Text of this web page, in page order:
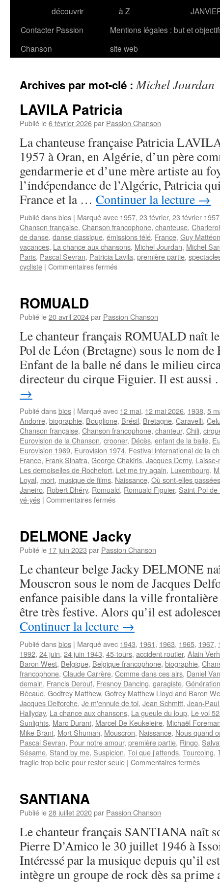
découvrir
à Z
Contacter Passion
Chanson
Mentions légales : but et
site web
Archives par mot-clé :Michel Jourdan
LAVILA Patricia
Publié le6 février 2026par Passion Chanson
La chanteuse française Patricia
1957 à Oran, en Algérie, d’un père
gendarmerie et d’une mère artiste au
l’indépendance de l’Algérie, Patricia
France et la … Continuer la lecture →
Publié dansbios | Marqué avec 1957, 23 février, 23 février 1957
Chanson française, Chanson francophone, chanteuse, Charleroi
de danse, danse classique, émissions télé, France, Guy
vacances, La chance aux chansons, Michel Jourdan, Michel
Paris, Pascal Sevran, Patricia Lavila, première partie,
cycliste | Commentaires ferméssur
ROMUALD
Publié le20 avril 2024par Passion Chanson
Le chanteur français ROMUALD naît
Pol de Léon (Bretagne) sous le nom
Enfant de la balle né dans le milieu
directeur du cirque Figuier. Il est
→
Publié dansbios | Marqué avec 12 mai, 12 mai 2026, 1938, 5
Andorre, biographie, Bouglione, Brésil, Bretagne, Caravelli,
Chanson française, Chanson francophone, chanteur, Chili,
Eurovision de la Chanson, crooner, Décès, enfant de la balle,
Eurovision 1969, Eurovision 1974, Festival international de la
France, Frank Sinatra, George Chakiris, Jacques Demy,
Les demoiselles de Rochefort, Let me try again, Luxembourg,
Loyal, mort, musique de films, Naissance, Où sont-elles passées
Janeiro, Robert Dhéry, Romuald, Romuald Figuier, Saint-Pol de
yé-yés | Commentaires ferméssur
DELMONE Jacky
Publié le 17 juin 2023 par Passion Chanson
Le chanteur belge Jacky DELMONE
Mouscron sous le nom de Jacques
enfance paisible dans la ville
être très festive. Alors qu’il est
Continuer la lecture →
Publié dansbios | Marqué avec 1943, 1961, 1963, 1965, 1967,
1992, 24 juin, 24 juin 1943, 45-tours, accident routier, Alain
Baron West, Belgique, Belgique francophone, biographie,
francophone, Claude Carrère, Comme dans ces airs, Daniel
demain, Francis Derouf, Fresnoy Dancing, garagiste,
Bécaud, Godfrey Matthew, Gofrey Matthew Lloyd and Baron
Jacques Delforche, Je m'ennuie de toi, Jean Schmitt, Jean-
Hallyday, La chance aux chansons, La gueule du loup, Le vol
Sunlights, Marc Durant, Marcel De Keukeleire, Michaël
Mike Brant, Mort Shuman, Mouscron, Naissance, Nous quand
Pascal Sevran, Pour notre amour, première partie, Ringo,
Sésame, Stand by me, Suspicion, Toi que j'attends, Tourcoing,
fragile trop belle pour rester seule | Commentaires ferméssur
SANTIANA
Publié le28 juillet 2020par Passion Chanson
Le chanteur français SANTIANA naît
Pierre D’Amico le 30 juillet 1946 à
Intéressé par la musique depuis qu’il
intègre un groupe de rock dès sa prime